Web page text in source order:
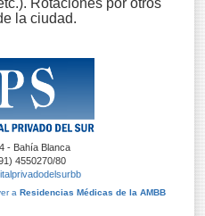
Rotaciones por otros
la ciudad.
- Bahía Blanca
4550270/80
a Residencias Médicas de la AMBB